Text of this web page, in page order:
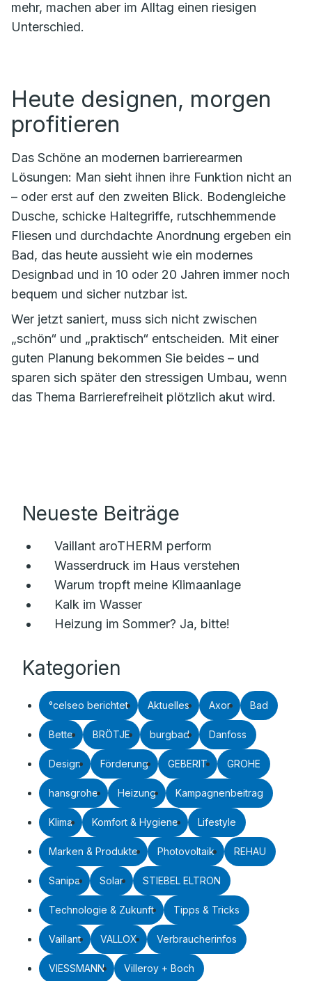
mehr, machen aber im Alltag einen riesigen
Unterschied.
Heute designen, morgen
profitieren
Das Schöne an modernen barrierearmen
Lösungen: Man sieht ihnen ihre Funktion nicht an
– oder erst auf den zweiten Blick. Bodengleiche
Dusche, schicke Haltegriffe, rutschhemmende
Fliesen und durchdachte Anordnung ergeben ein
Bad, das heute aussieht wie ein modernes
Designbad und in 10 oder 20 Jahren immer noch
bequem und sicher nutzbar ist.
Wer jetzt saniert, muss sich nicht zwischen
„schön“ und „praktisch“ entscheiden. Mit einer
guten Planung bekommen Sie beides – und
sparen sich später den stressigen Umbau, wenn
das Thema Barrierefreiheit plötzlich akut wird.
Neueste Beiträge
Vaillant aroTHERM perform
Wasserdruck im Haus verstehen
Warum tropft meine Klimaanlage
Kalk im Wasser
Heizung im Sommer? Ja, bitte!
Kategorien
°celseo berichtet Aktuelles Axor Bad
Bette BRÖTJE burgbad Danfoss
Design Förderung GEBERIT GROHE
hansgrohe Heizung Kampagnenbeitrag
Klima Komfort & Hygiene Lifestyle
Marken & Produkte Photovoltaik REHAU
Sanipa Solar STIEBEL ELTRON
Technologie & Zukunft Tipps & Tricks
Vaillant VALLOX Verbraucherinfos
VIESSMANN Villeroy + Boch